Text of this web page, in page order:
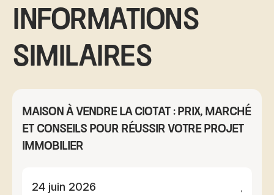
informations
similaires
Maison à vendre La Ciotat : prix, marché
et conseils pour réussir votre projet
immobilier
24 juin 2026